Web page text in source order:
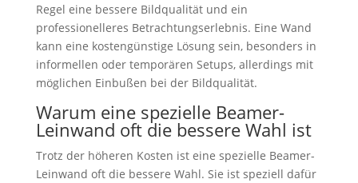
Regel eine bessere Bildqualität und ein
professionelleres Betrachtungserlebnis. Eine Wand
kann eine kostengünstige Lösung sein, besonders in
informellen oder temporären Setups, allerdings mit
möglichen Einbußen bei der Bildqualität.
Warum eine spezielle Beamer-
Leinwand oft die bessere Wahl ist
Trotz der höheren Kosten ist eine spezielle Beamer-
Leinwand oft die bessere Wahl. Sie ist speziell dafür